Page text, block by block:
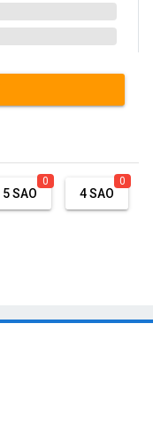
5 SAO
0
4 SAO
0